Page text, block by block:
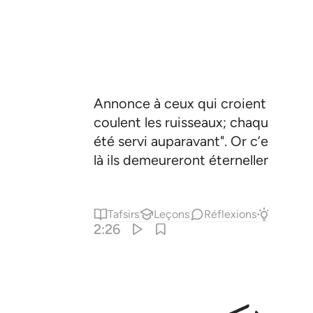
Annonce à ceux qui croient et
coulent les ruisseaux; chaque fois
été servi auparavant". Or c’est
là ils demeureront éternellement.
Tafsirs Leçons Réflexions
2:26